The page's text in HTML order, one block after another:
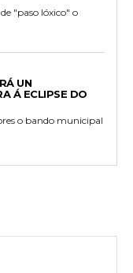
"paso lóxico" o
UN
Á ECLIPSE DO
o bando municipal